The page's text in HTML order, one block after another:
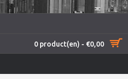
0 product(en) - €0,00